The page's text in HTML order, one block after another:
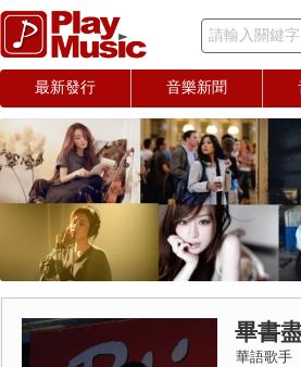
請輸入關鍵字
最新發行 音樂新聞
畢書
華語歌手